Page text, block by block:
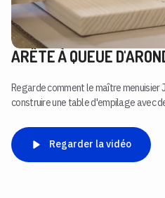
ARÊTE À QUEUE
Regarde comment le maître menuisier
construire une table d'empilage avec
Regarder la vidéo